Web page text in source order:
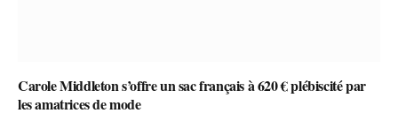
Carole Middleton s’offre un sac français à 620 € plébiscité par
les amatrices de mode